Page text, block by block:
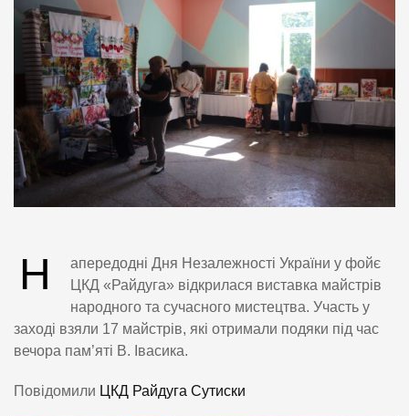
Н
апередодні Дня Незалежності України у фойє
ЦКД «Райдуга» відкрилася виставка майстрів
народного та сучасного мистецтва. Участь у
заході взяли 17 майстрів, які отримали подяки під час
вечора пам’яті В. Івасика.
Повідомили ЦКД Райдуга Сутиски